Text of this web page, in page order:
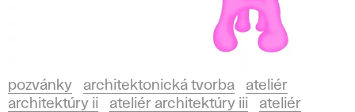
pozvánky architektonická tvorba
ateliér
architektúry ii
ateliér architektúry iii
ateliér